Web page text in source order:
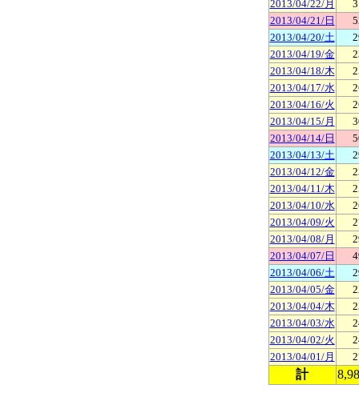
2013/04/22/月
2013/04/21/日
2013/04/20/土
2013/04/19/金
2013/04/18/木
2013/04/17/水
2013/04/16/火
2013/04/15/月
2013/04/14/日
2013/04/13/土
2013/04/12/金
2013/04/11/木
2013/04/10/水
2013/04/09/火
2013/04/08/月
2013/04/07/日
2013/04/06/土
2013/04/05/金
2013/04/04/木
2013/04/03/水
2013/04/02/火
2013/04/01/月
計